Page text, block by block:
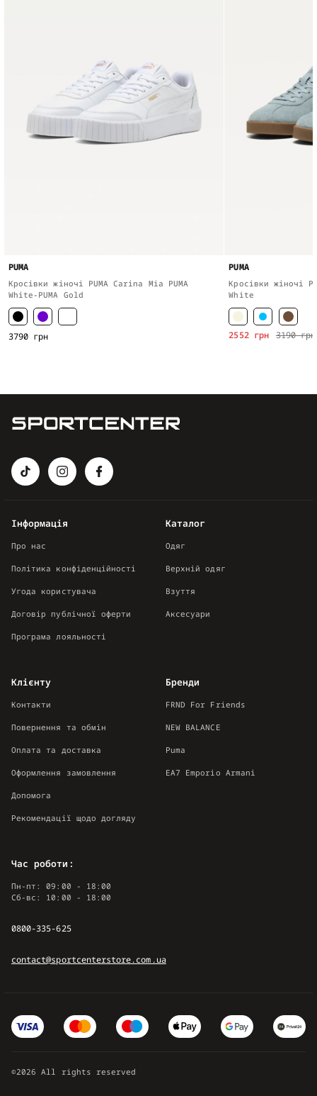
PUMA
Кросівки жіночі PUMA Carina Mia PUMA
White-PUMA Gold
3790 грн
PUMA
Кросівки жіночі
White
3190 грн
2552 грн
Каталог
Одяг
Верхній одяг
Взуття
Аксесуари
Інформація
Про нас
Політика конфіденційності
Угода користувача
Договір публічної оферти
Програма лояльності
Клієнту
Контакти
Повернення та обмін
Оплата та доставка
Оформлення замовлення
Допомога
Рекомендації щодо догляду
Бренди
FRND For Friends
NEW BALANCE
Puma
EA7 Emporio Armani
Час роботи:
Пн-пт: 09:00 - 18:00
Сб-вс: 10:00 - 18:00
0800-335-625
contact@sportcenterstore.com.ua
©2026 All rights reserved